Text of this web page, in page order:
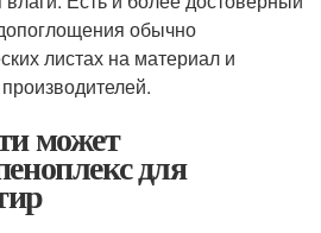
обычно
листах на материал и
может
для